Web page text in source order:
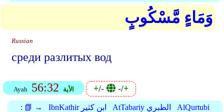
وَمَاءٍ مَّسْكُوبٍ
Russian
среди разлитых вод
Ayah 56:32 الأية +/- -/+
: 📗 → IbnKathir ابن كثير AtTabariy الطبري
AlQurtubi